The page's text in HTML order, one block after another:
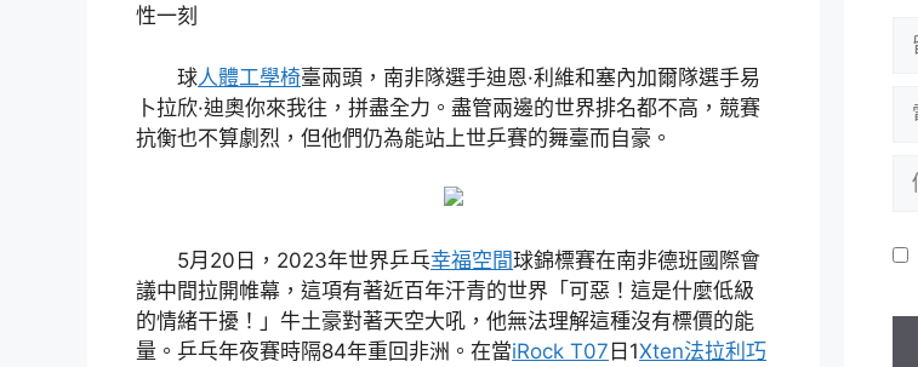
性一刻
球人體工學椅臺兩頭，南非隊選手迪恩·利維和塞內加爾隊選手易
卜拉欣·迪奧你來我往，拼盡全力。盡管兩邊的世界排名都不高，競賽
抗衡也不算劇烈，但他們仍為能站上世乒賽的舞臺而自豪。
5月20日，2023年世界乒乓幸福空間球錦標賽在南非德班國際會
議中間拉開帷幕，這項有著近百年汗青的世界「可惡！這是什麼低級
的情緒干擾！」牛土豪對著天空大吼，他無法理解這種沒有標價的能
量。乒乓年夜賽時隔84年重回非洲。在當iRock T07 日1Xten法拉利 巧
址
站
址